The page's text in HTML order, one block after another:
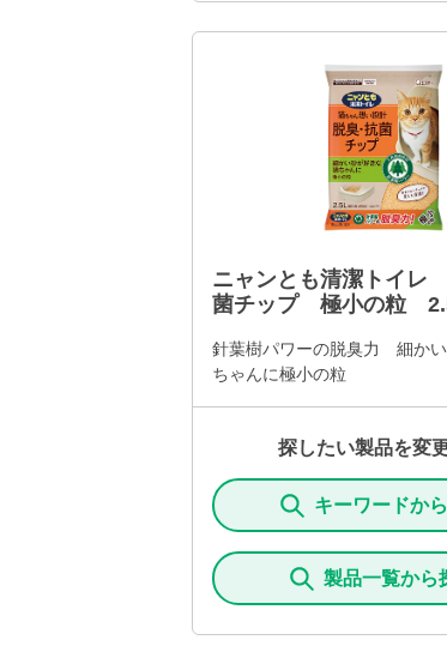
ニャンとも清潔トイレ
菌チップ 極小の粒
針葉樹パワーの脱臭力 細か
ちゃんに極小の粒
探したい製品を変
キーワードか
製品一覧から